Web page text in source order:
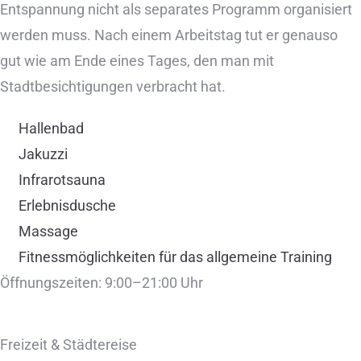
Entspannung nicht als separates Programm organisiert
werden muss. Nach einem Arbeitstag tut er genauso
gut wie am Ende eines Tages, den man mit
Stadtbesichtigungen verbracht hat.
Hallenbad
Jakuzzi
Infrarotsauna
Erlebnisdusche
Massage
Fitnessmöglichkeiten für das allgemeine Training
Öffnungszeiten: 9:00–21:00 Uhr
Freizeit & Städtereise